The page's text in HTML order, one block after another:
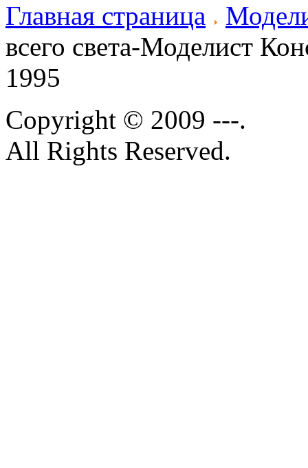
Главная страница
всего света-Моделист
1995
Copyright © 2009 ---.
All Rights Reserved.